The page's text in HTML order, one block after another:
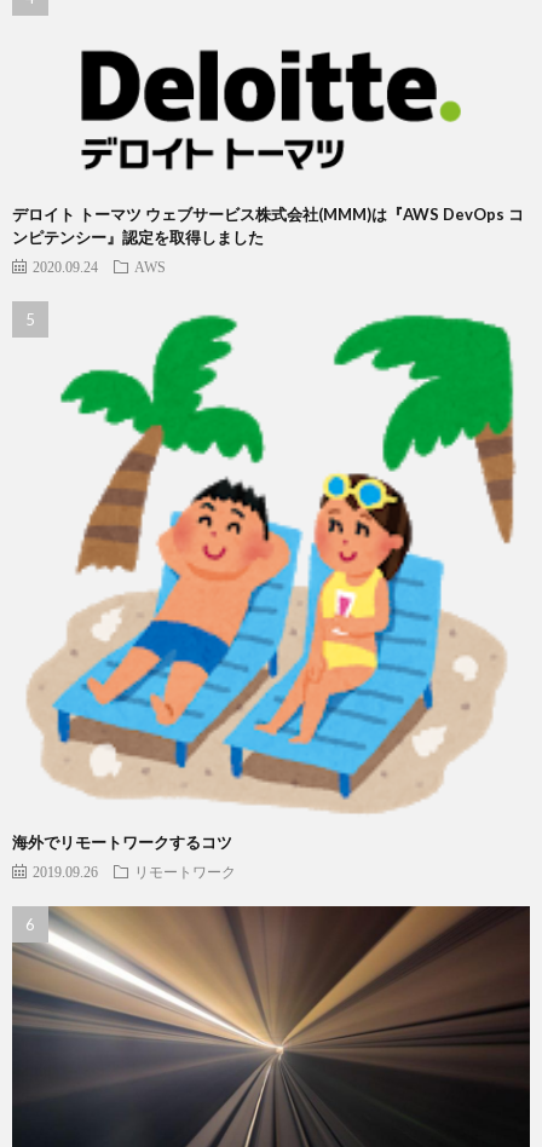
デロイト トーマツ ウェブサービス株式会社(MMM)は『AWS DevOps コ
ンピテンシー』認定を取得しました
2020.09.24 AWS
海外でリモートワークするコツ
2019.09.26 リモートワーク